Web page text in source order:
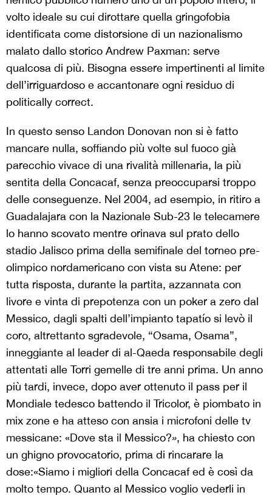
volto ideale su cui dirottare quella gringofobia
identificata come distorsione di un nazionalismo
malato dallo storico Andrew Paxman: serve
qualcosa di più. Bisogna essere impertinenti al limite
dell’irriguardoso e accantonare ogni residuo di
politically correct.
In questo senso Landon Donovan non si è fatto
mancare nulla, soffiando più volte sul fuoco già
parecchio vivace di una rivalità millenaria, la più
sentita della Concacaf, senza preoccuparsi troppo
delle conseguenze. Nel 2004, ad esempio, in ritiro a
Guadalajara con la Nazionale Sub-23 le telecamere
lo hanno scovato mentre orinava sul prato dello
stadio Jalisco prima della semifinale del torneo pre-
olimpico nordamericano con vista su Atene: per
tutta risposta, durante la partita, azzannata con
livore e vinta di prepotenza con un poker a zero dal
Messico, dagli spalti dell’impianto tapatío si levò il
coro, altrettanto sgradevole, “Osama, Osama”,
inneggiante al leader di al-Qaeda responsabile degli
attentati alle Torri gemelle di tre anni prima. Un anno
più tardi, invece, dopo aver ottenuto il pass per il
Mondiale tedesco battendo il Tricolor, è piombato in
mix zone e ha atteso con ansia i microfoni delle tv
messicane: «Dove sta il Messico?», ha chiesto con
un ghigno provocatorio, prima di rincarare la
dose:«Siamo i migliori della Concacaf ed è così da
molto tempo. Quanto al Messico voglio vederli in